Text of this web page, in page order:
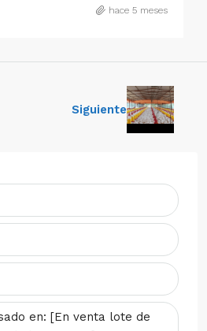
hace 5 meses
Siguiente